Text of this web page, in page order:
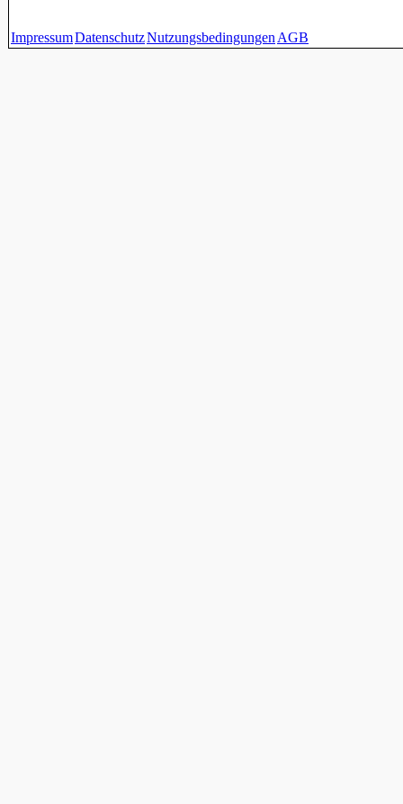
ImpressumDatenschutzNutzungsbedingungen AGB